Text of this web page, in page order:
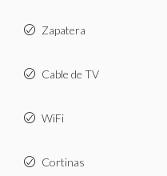
Zapatera
Cable de TV
WiFi
Cortinas